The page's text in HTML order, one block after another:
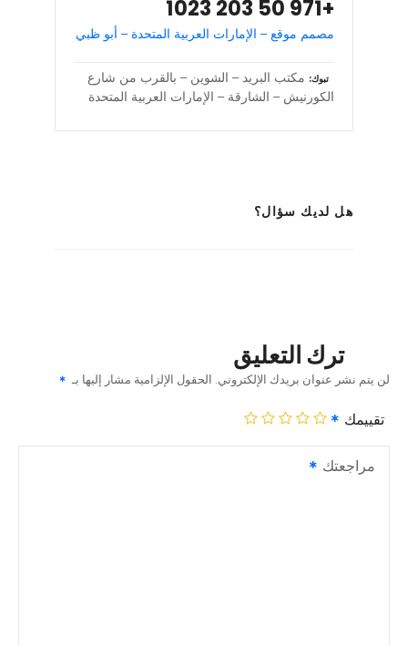
+971 50 203 1023
مصمم موقع – الإمارات العربية المتحدة – أبو ظبي
تبوك
مكتب البريد – الشوين – بالقرب من شارع
الكورنيش – الشارقة – الإمارات العربية المتحدة
هل لديك سؤال؟
ترك التعليق
لن يتم نشر عنوان بريدك الإلكتروني. الحقول الإلزامية مشار إليها بـ
تقييمك
مراجعتك